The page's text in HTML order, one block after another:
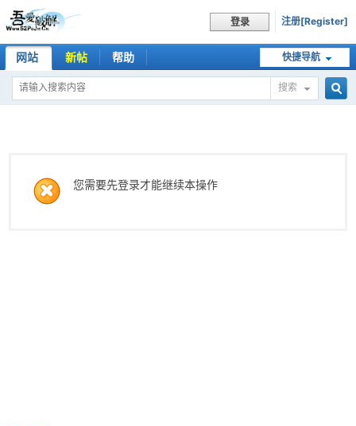
登录 注册[Register]
快捷导航
网站 新帖 帮助
搜索
您需要先登录才能继续本操作